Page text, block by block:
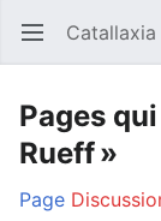
Ouvrir le menu principal Catallaxia
Pages
Rueff »
Page